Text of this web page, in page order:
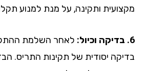
ותקינה, על מנת למנוע תקלות
לאחר השלמת ההתקנה,
יסודית של תקינות התריס.